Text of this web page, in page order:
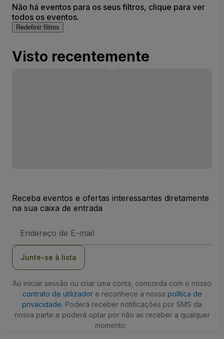
Não há eventos para os seus filtros, clique para ver
todos os eventos.
Redefinir filtros
Visto recentemente
Receba eventos e ofertas interessantes diretamente
na sua caixa de entrada
de
Junte-se à lista
Ao iniciar sessão ou criar uma conta, concorda com o nosso
contrato de utilizadore reconhece a nossa política de
privacidade. Poderá receber notificações por SMS da
nossa parte e poderá optar por não as receber a qualquer
momento.